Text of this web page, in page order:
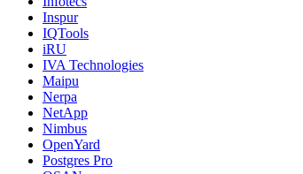
Inspur
IQTools
iRU
IVA Technologies
Maipu
Nerpa
NetApp
Nimbus
OpenYard
Postgres Pro